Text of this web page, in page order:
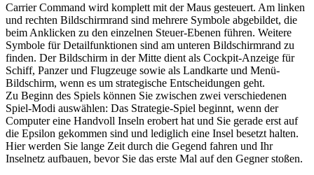
Carrier Command wird komplett mit der Maus gesteuert. Am linken
und rechten Bildschirmrand sind mehrere Symbole abgebildet, die
beim Anklicken zu den einzelnen Steuer-Ebenen führen. Weitere
Symbole für Detailfunktionen sind am unteren Bildschirmrand zu
finden. Der Bildschirm in der Mitte dient als Cockpit-Anzeige für
Schiff, Panzer und Flugzeuge sowie als Landkarte und Menü-
Bildschirm, wenn es um strategische Entscheidungen geht.
Zu Beginn des Spiels können Sie zwischen zwei verschiedenen
Spiel-Modi auswählen: Das Strategie-Spiel beginnt, wenn der
Computer eine Handvoll Inseln erobert hat und Sie gerade erst auf
die Epsilon gekommen sind und lediglich eine Insel besetzt halten.
Hier werden Sie lange Zeit durch die Gegend fahren und Ihr
Inselnetz aufbauen, bevor Sie das erste Mal auf den Gegner stoßen.